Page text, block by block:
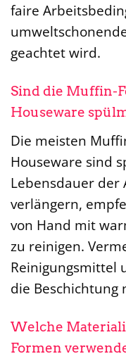
faire
geachtet wird.
Sind die Muffin-
Houseware
Die meisten
Houseware sind
Lebensdauer der
verlängern,
von Hand mit
zu reinigen.
Reinigungsmittel
die Beschichtung
Welche
Formen